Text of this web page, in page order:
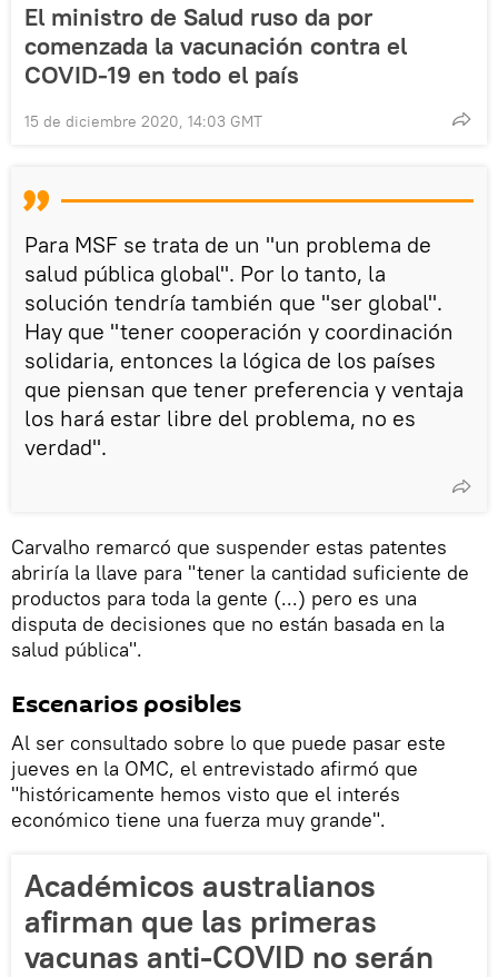
El ministro de Salud ruso da por
comenzada la vacunación contra el
COVID-19 en todo el país
15 de diciembre 2020, 14:03 GMT
Para MSF se trata de un "un problema de
salud pública global". Por lo tanto, la
solución tendría también que "ser global".
Hay que "tener cooperación y coordinación
solidaria, entonces la lógica de los países
que piensan que tener preferencia y ventaja
los hará estar libre del problema, no es
verdad".
Carvalho remarcó que suspender estas patentes
abriría la llave para "tener la cantidad suficiente de
productos para toda la gente (...) pero es una
disputa de decisiones que no están basada en la
salud pública".
Escenarios posibles
Al ser consultado sobre lo que puede pasar este
jueves en la OMC, el entrevistado afirmó que
"históricamente hemos visto que el interés
económico tiene una fuerza muy grande".
Académicos australianos
afirman que las primeras
vacunas anti-COVID no serán